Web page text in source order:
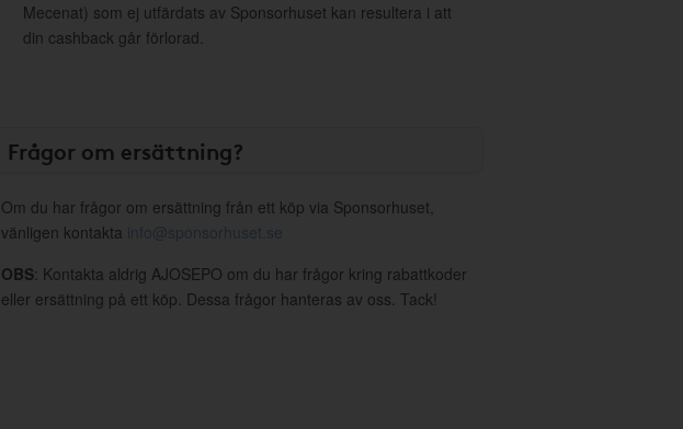
Mecenat) som ej utfärdats av Sponsorhuset kan resultera i att
din cashback går förlorad.
Frågor om ersättning?
Om du har frågor om ersättning från ett köp via Sponsorhuset,
vänligen kontakta info@sponsorhuset.se
OBS: Kontakta aldrig AJOSEPO om du har frågor kring rabattkoder
eller ersättning på ett köp. Dessa frågor hanteras av oss. Tack!